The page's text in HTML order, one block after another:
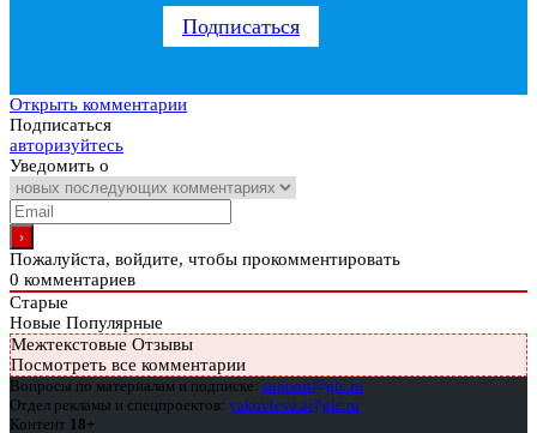
Подписаться
Открыть комментарии
Подписаться
авторизуйтесь
Уведомить о
Пожалуйста, войдите, чтобы прокомментировать
0 комментариев
Старые
Новые Популярные
Межтекстовые Отзывы
Посмотреть все комментарии
Вопросы по материалам и подписке: support@glc.ru
Отдел рекламы и спецпроектов: yakovleva.a@glc.ru
Контент 18+